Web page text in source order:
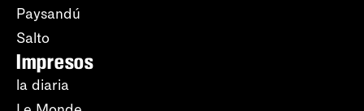
Paysandú
Salto
Impresos
la diaria